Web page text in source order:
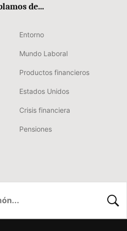
de...
Entorno
Mundo Laboral
Productos financieros
Estados Unidos
Crisis financiera
Pensiones